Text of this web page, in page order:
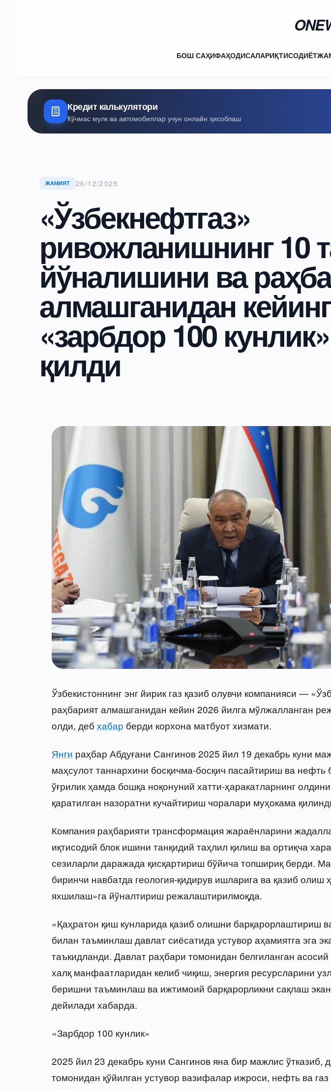
БОШ САҲИФАҲОДИСАЛАРИҚТИСОДИЁТ
Кредит калькулятори
Кўчмас мулк ва автомобиллар учун онлайн ҳисоблаш
ЖАМИЯТ 26/12/2025
«Ўзбекнефтгаз»
ривожланишнинг 10
йўналишини ва
алмашганидан
«зарбдор 100
қилди
Ўзбекистоннинг энг йирик газ қазиб олувчи компанияси —
раҳбарият алмашганидан кейин 2026 йилга мўлжалланган
олди, деб хабар берди корхона матбуот хизмати.
Янги раҳбар Абдуғани Сангинов 2025 йил 19 декабрь куни
маҳсулот таннархини босқичма-босқич пасайтириш ва нефть
ўғрилик ҳамда бошқа ноқонуний хатти-ҳаракатларнинг
қаратилган назоратни кучайтириш чоралари муҳокама
Компания раҳбарияти трансформация жараёнларини
иқтисодий блок ишини танқидий таҳлил қилиш ва ортиқча
сезиларли даражада қисқартириш бўйича топшириқ берди.
биринчи навбатда геология-қидирув ишларига ва қазиб олиш
яхшилаш»га йўналтириш режалаштирилмоқда.
«Қаҳратон қиш кунларида қазиб олишни барқарорлаштириш
билан таъминлаш давлат сиёсатида устувор аҳамиятга эга
таъкидланди. Давлат раҳбари томонидан белгиланган
халқ манфаатларидан келиб чиқиш, энергия ресурсларини
беришни таъминлаш ва ижтимоий барқарорликни сақлаш
дейилади хабарда.
«Зарбдор 100 кунлик»
2025 йил 23 декабрь куни Сангинов яна бир мажлис ўтказиб,
томонидан қўйилган устувор вазифалар ижроси, нефть ва